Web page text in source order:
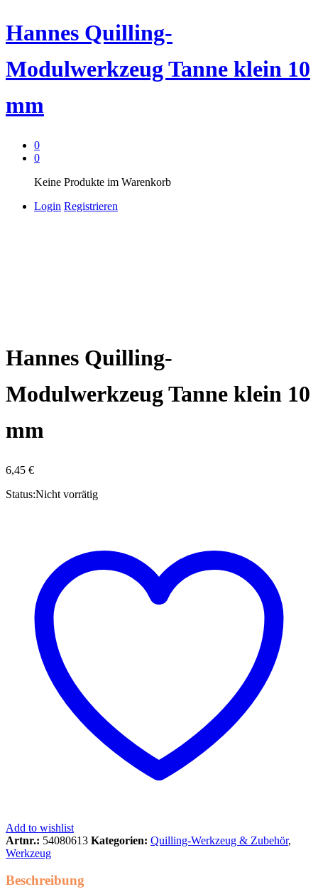
Hannes Quilling-
Modulwerkzeug Tanne klein 10
mm
0
0
Keine Produkte im Warenkorb
Login Registrieren
Hannes Quilling-
Modulwerkzeug Tanne klein 10
mm
6,45 €
Status:Nicht vorrätig
Add to wishlist
Artnr.: 54080613 Kategorien: Quilling-Werkzeug & Zubehör,
Werkzeug
Beschreibung